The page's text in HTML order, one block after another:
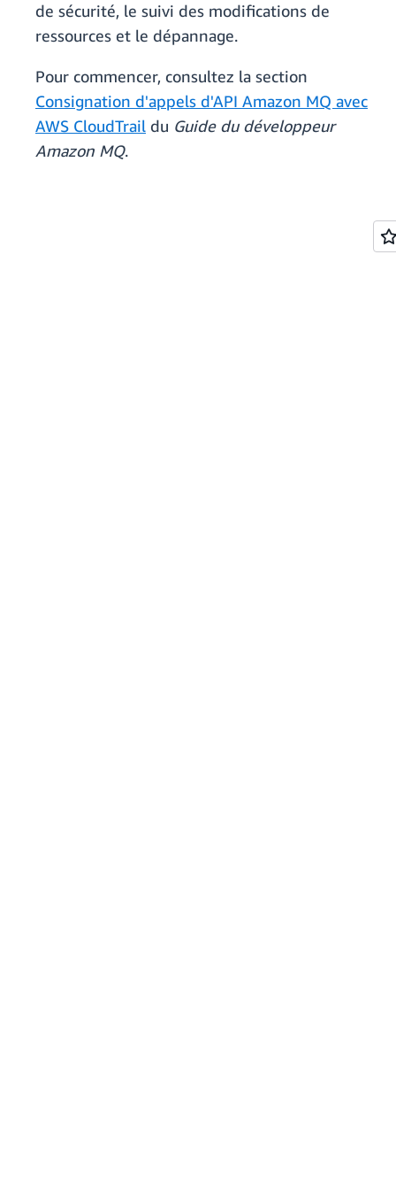
de sécurité, le suivi des modifications de
ressources et le dépannage.
Pour commencer, consultez la section
Consignation d'appels d'API Amazon MQ avec
AWS CloudTrail du Guide du développeur
Amazon MQ.